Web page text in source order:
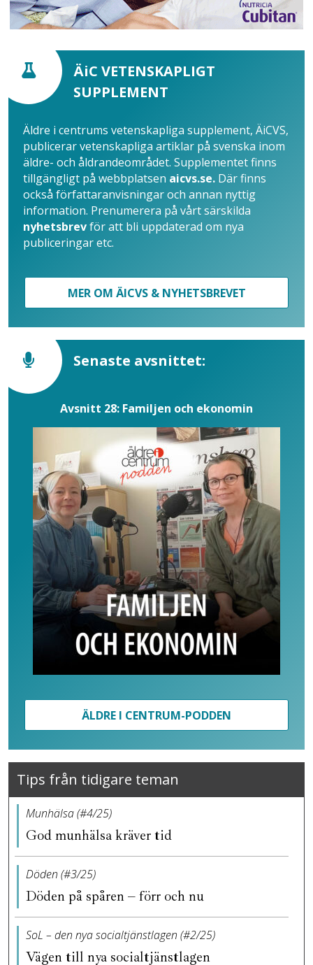
ÄiC VETENSKAPLIGT
SUPPLEMENT
Äldre i centrums vetenskapliga supplement, ÄiCVS,
publicerar vetenskapliga artiklar på svenska inom
äldre- och åldrandeområdet. Supplementet finns
tillgängligt på webbplatsen aicvs.se. Där finns
också författaranvisningar och annan nyttig
information. Prenumerera på vårt särskilda
nyhetsbrevför att bli uppdaterad om nya
publiceringar etc.
MER OM ÄICVS & NYHETSBREVET
Senaste avsnittet:
Avsnitt 28: Familjen och ekonomin
ÄLDRE I CENTRUM-PODDEN
Tips från tidigare teman
Munhälsa (#4/25)
God munhälsa kräver tid
Döden (#3/25)
Döden på spåren – förr och nu
SoL – den nya socialtjänstlagen (#2/25)
Vägen till nya socialtjänstlagen